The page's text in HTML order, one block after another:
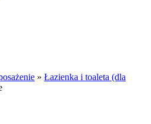
» Łazienka i toaleta (dla